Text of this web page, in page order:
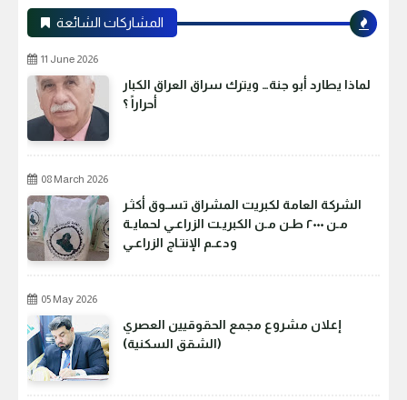
المشاركات الشائعة
11 June 2026
لماذا يطارد أبو جنة… ويترك سراق العراق الكبار
أحراراً ؟
08 March 2026
الشركة العامة لكبريت المشراق تسـوق أكثـر
مـن ٢٠٠٠ طـن مـن الكبريـت الزراعـي لحمايـة
ودعـم الإنتـاج الزراعـي
05 May 2026
إعلان مشروع مجمع الحقوقيين العصري
(الشقق السكنية)